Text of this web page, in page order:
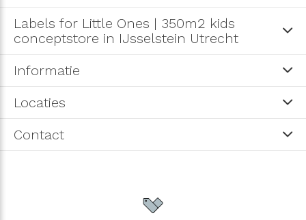
Labels for Little Ones | 350m2 kids
conceptstore in IJsselstein Utrecht
Informatie
Locaties
Contact